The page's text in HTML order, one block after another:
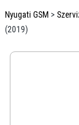
Nyugati GSM >
(2019)